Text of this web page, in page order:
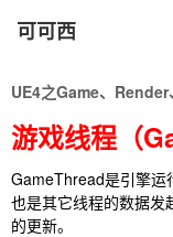
可可西
UE4之Game、
游戏线程（
GameThread是引擎运
也是其它线程的数据
的更新。